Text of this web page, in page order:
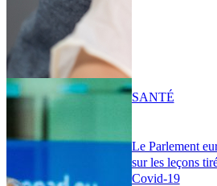
Le Parlement
sur les leçons
Covid-19
SANTÉ